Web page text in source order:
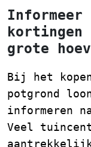
Informeer
kortingen
grote
Bij het
potgrond
informeren
Veel